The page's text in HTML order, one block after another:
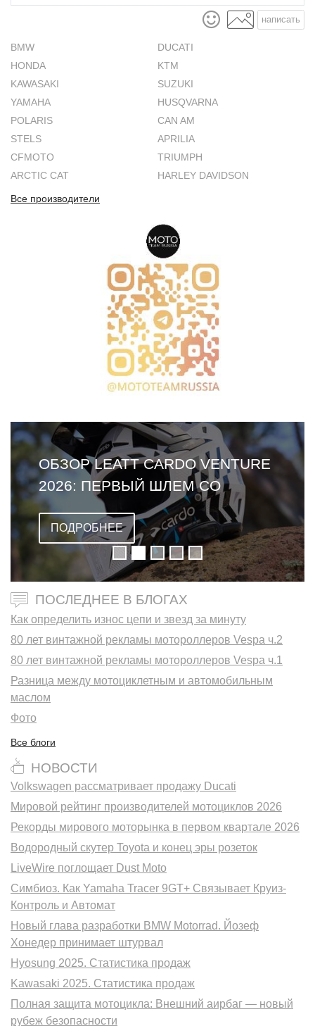
написать
BMW
DUCATI
HONDA
KTM
KAWASAKI
SUZUKI
YAMAHA
HUSQVARNA
POLARIS
CAN AM
STELS
APRILIA
CFMOTO
TRIUMPH
ARCTIC CAT
HARLEY DAVIDSON
Все производители
ОБЗОР LEATT CARDO VENTURE
2026: ПЕРВЫЙ ШЛЕМ СО
ВСТРОЕННОЙ ГАРНИТУРОЙ
ПОДРОБНЕЕ
ПОСЛЕДНЕЕ В БЛОГАХ
Как определить износ цепи и звезд за минуту
80 лет винтажной рекламы мотороллеров Vespa ч.2
80 лет винтажной рекламы мотороллеров Vespa ч.1
Разница между мотоциклетным и автомобильным
маслом
Фото
Все блоги
НОВОСТИ
Volkswagen рассматривает продажу Ducati
Мировой рейтинг производителей мотоциклов 2026
Рекорды мирового моторынка в первом квартале 2026
Водородный скутер Toyota и конец эры розеток
LiveWire поглощает Dust Moto
Симбиоз. Как Yamaha Tracer 9GT+ Связывает Круиз-
Контроль и Автомат
Новый глава разработки BMW Motorrad. Йозеф
Хонедер принимает штурвал
Hyosung 2025. Статистика продаж
Kawasaki 2025. Статистика продаж
Полная защита мотоцикла: Внешний аирбаг — новый
рубеж безопасности